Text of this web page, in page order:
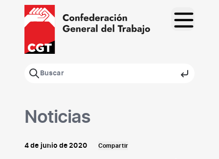
Saltar
al
Noticias
4 de junio de 2020 Compartir